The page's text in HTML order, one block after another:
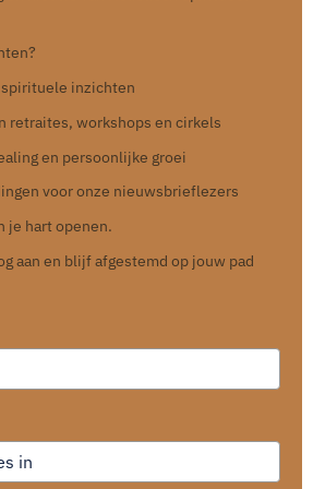
inzichten
retraites, workshops en cirkels
en persoonlijke groei
voor onze nieuwsbrieflezers
je hart openen.
aan en blijf afgestemd op jouw pad